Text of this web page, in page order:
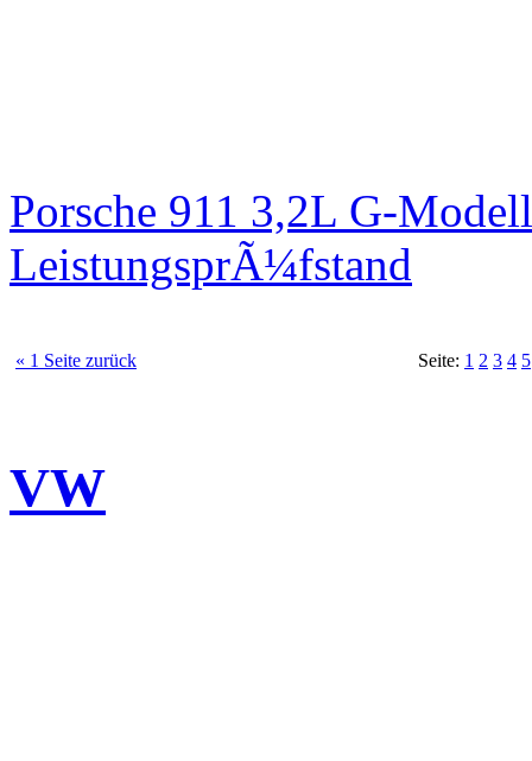
Porsche 911 3,2L G-
LeistungsprÃ¼fstand
« 1 Seite zurück Seite: 1 2 3 4 5
VW